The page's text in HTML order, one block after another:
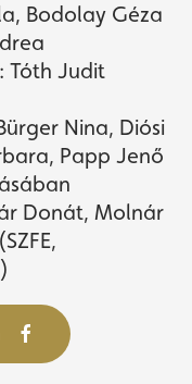
Bodolay Géza
Tóth Judit
Nina, Diósi
Papp Jenő
Donát, Molnár